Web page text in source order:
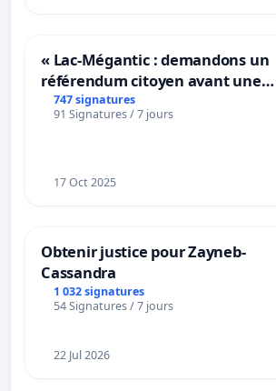
« Lac-Mégantic : demandons un
référendum citoyen avant une
transformation irréversible de
notre territoire »
747 signatures
91 Signatures / 7 jours
17 Oct 2025
Obtenir justice pour Zayneb-
Cassandra
1 032 signatures
54 Signatures / 7 jours
22 Jul 2026